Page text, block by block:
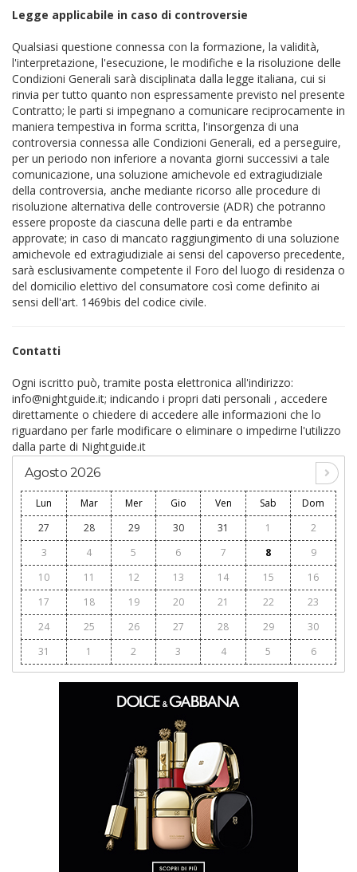
Legge applicabile in caso di controversie
Qualsiasi questione connessa con la formazione, la validità,
l'interpretazione, l'esecuzione, le modifiche e la risoluzione delle
Condizioni Generali sarà disciplinata dalla legge italiana, cui si
rinvia per tutto quanto non espressamente previsto nel presente
Contratto; le parti si impegnano a comunicare reciprocamente in
maniera tempestiva in forma scritta, l'insorgenza di una
controversia connessa alle Condizioni Generali, ed a perseguire,
per un periodo non inferiore a novanta giorni successivi a tale
comunicazione, una soluzione amichevole ed extragiudiziale
della controversia, anche mediante ricorso alle procedure di
risoluzione alternativa delle controversie (ADR) che potranno
essere proposte da ciascuna delle parti e da entrambe
approvate; in caso di mancato raggiungimento di una soluzione
amichevole ed extragiudiziale ai sensi del capoverso precedente,
sarà esclusivamente competente il Foro del luogo di residenza o
del domicilio elettivo del consumatore così come definito ai
sensi dell'art. 1469bis del codice civile.
Contatti
Ogni iscritto può, tramite posta elettronica all'indirizzo:
info@nightguide.it; indicando i propri dati personali , accedere
direttamente o chiedere di accedere alle informazioni che lo
riguardano per farle modificare o eliminare o impedirne l'utilizzo
dalla parte di Nightguide.it
Agosto 2026
Lun Mar Mer Gio Ven Sab
Dom
27
28 29 30 31 1
2
3
4 5 6 7 8
9
10
11 12 13 14 15
16
17
18 19 20 21 22
23
24
25 26 27 28 29
30
31
1 2 3 4 5 6